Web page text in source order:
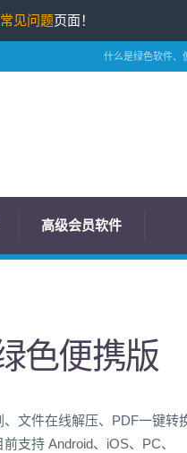
什么是绿色软件、
高级会员软件
色便携版
文件在线解压、PDF一键转
支持 Android、iOS、PC、
常见问题页面！